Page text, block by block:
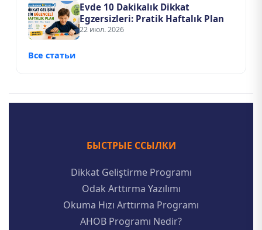
Evde 10 Dakikalık Dikkat
Egzersizleri: Pratik Haftalık Plan
22 июл. 2026
Все статьи
БЫСТРЫЕ ССЫЛКИ
Dikkat Geliştirme Programı
Odak Arttırma Yazılımı
Okuma Hızı Arttırma Programı
AHOB Programı Nedir?